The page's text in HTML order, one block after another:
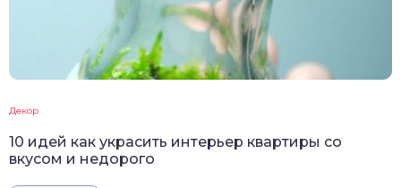
Декор
10 идей как украсить интерьер квартиры со
вкусом и недорого